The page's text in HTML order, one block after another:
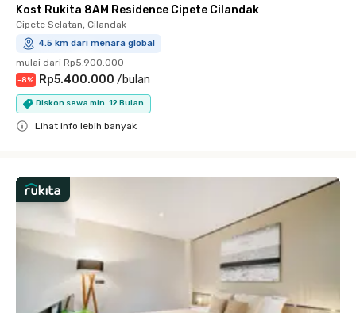
Kost Rukita 8AM Residence Cipete Cilandak
Cipete Selatan, Cilandak
4.5 km dari menara global
mulai dari Rp5.900.000
-8% Rp5.400.000 /bulan
Diskon sewa min. 12 Bulan
Lihat info lebih banyak